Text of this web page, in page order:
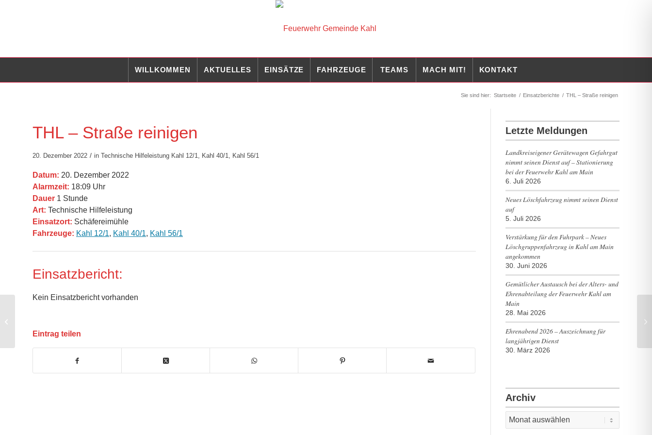
WILLKOMMEN AKTUELLES EINSÄTZE FAHRZEUGE TEAMS MACH MIT! KONTAKT
Sie sind hier: Startseite / Einsatzberichte / THL – Straße reinigen
THL – Straße reinigen
20. Dezember 2022 / in Technische Hilfeleistung Kahl 12/1, Kahl 40/1, Kahl 56/1
Datum: 20. Dezember 2022
Alarmzeit: 18:09 Uhr
Dauer 1 Stunde
Art: Technische Hilfeleistung
Einsatzort: Schäfereimühle
Fahrzeuge: Kahl 12/1, Kahl 40/1, Kahl 56/1
Einsatzbericht:
Kein Einsatzbericht vorhanden
Eintrag teilen
Letzte Meldungen
Landkreiseigener Gerätewagen Gefahrgut
nimmt seinen Dienst auf – Stationierung
bei der Feuerwehr Kahl am Main
6. Juli 2026
Neues Löschfahrzeug nimmt seinen Dienst
auf
5. Juli 2026
Verstärkung für den Fuhrpark – Neues
Löschgruppenfahrzeug in Kahl am Main
angekommen
30. Juni 2026
Gemütlicher Austausch bei der Alters- und
Ehrenabteilung der Feuerwehr Kahl am
Main
28. Mai 2026
Ehrenabend 2026 – Auszeichnung für
langjährigen Dienst
30. März 2026
Archiv